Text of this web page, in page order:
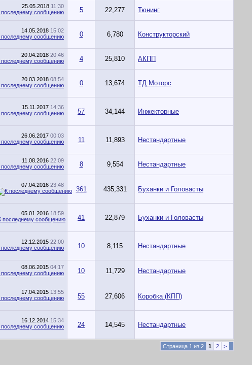
25.05.2018 11:30
5 22,277 Тюнинг
14.05.2018 15:02
0 6,780 Конструкторский
20.04.2018 20:46
4 25,810 АКПП
20.03.2018 08:54
0 13,674 ТД Моторс
15.11.2017 14:36
57 34,144 Инжекторные
26.06.2017 00:03
11 11,893 Нестандартные
11.08.2016 22:09
8 9,554 Нестандартные
07.04.2016 23:48
361 435,331 Буханки и Головасты
05.01.2016 18:59
41 22,879 Буханки и Головасты
12.12.2015 22:00
10 8,115 Нестандартные
08.06.2015 04:17
10 11,729 Нестандартные
17.04.2015 13:55
55 27,606 Коробка (КПП)
16.12.2014 15:34
24 14,545 Нестандартные
Страница 1 из 2 1 2 >